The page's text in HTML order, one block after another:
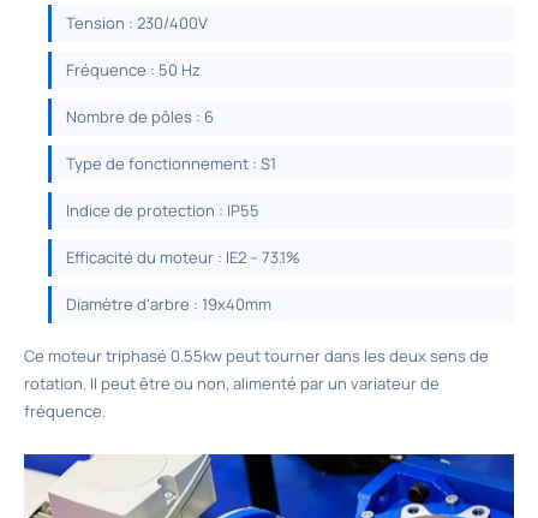
Tension : 230/400V
Fréquence : 50 Hz
Nombre de pôles : 6
Type de fonctionnement : S1
Indice de protection : IP55
Efficacité du moteur : IE2 – 73.1%
Diamètre d'arbre : 19x40mm
Ce moteur triphasé 0.55kw peut tourner dans les deux sens de
rotation. Il peut être ou non, alimenté par un variateur de
fréquence.